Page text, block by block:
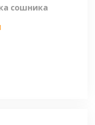
сошника